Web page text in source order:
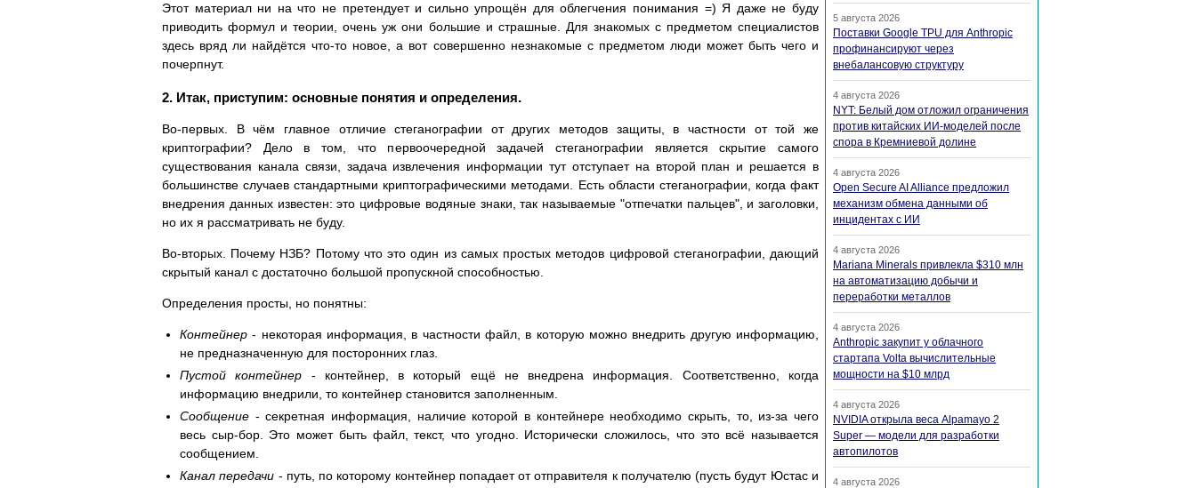
Этот материал ни на что не претендует и сильно упрощён для облегчения понимания =) Я даже не буду
приводить формул и теории, очень уж они большие и страшные. Для знакомых с предметом специалистов
здесь вряд ли найдётся что-то новое, а вот совершенно незнакомые с предметом люди может быть чего и
почерпнут.
2. Итак, приступим: основные понятия и определения.
Во-первых. В чём главное отличие стеганографии от других методов защиты, в частности от той же
криптографии? Дело в том, что первоочередной задачей стеганографии является скрытие самого
существования канала связи, задача извлечения информации тут отступает на второй план и решается в
большинстве случаев стандартными криптографическими методами. Есть области стеганографии, когда факт
внедрения данных известен: это цифровые водяные знаки, так называемые "отпечатки пальцев", и заголовки,
но их я рассматривать не буду.
Во-вторых. Почему НЗБ? Потому что это один из самых простых методов цифровой стеганографии, дающий
скрытый канал с достаточно большой пропускной способностью.
Определения просты, но понятны:
Контейнер - некоторая информация, в частности файл, в которую можно внедрить другую информацию,
не предназначенную для посторонних глаз.
Пустой контейнер - контейнер, в который ещё не внедрена информация. Соответственно, когда
информацию внедрили, то контейнер становится заполненным.
Сообщение - секретная информация, наличие которой в контейнере необходимо скрыть, то, из-за чего
весь сыр-бор. Это может быть файл, текст, что угодно. Исторически сложилось, что это всё называется
сообщением.
Канал передачи - путь, по которому контейнер попадает от отправителя к получателю (пусть будут Юстас и
5 августа 2026
Поставки Google TPU для Anthropic
профинансируют через
внебалансовую структуру
4 августа 2026
NYT: Белый дом отложил ограничения
против китайских ИИ-моделей после
спора в Кремниевой долине
4 августа 2026
Open Secure AI Alliance предложил
механизм обмена данными об
инцидентах с ИИ
4 августа 2026
Mariana Minerals привлекла $310 млн
на автоматизацию добычи и
переработки металлов
4 августа 2026
Anthropic закупит у облачного
стартапа Volta вычислительные
мощности на $10 млрд
4 августа 2026
NVIDIA открыла веса Alpamayo 2
Super — модели для разработки
автопилотов
4 августа 2026